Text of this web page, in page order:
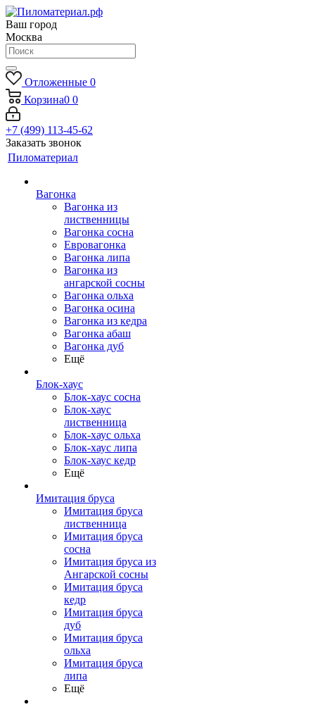
Ваш город
Москва
Отложенные 0
Корзина0 0
+7 (499) 113-45-62
Заказать звонок
Пиломатериал
Вагонка
Вагонка из
лиственницы
Вагонка сосна
Евровагонка
Вагонка липа
Вагонка из
ангарской сосны
Вагонка ольха
Вагонка осина
Вагонка из кедра
Вагонка абаш
Вагонка дуб
Ещё
Блок-хаус
Блок-хаус сосна
Блок-хаус
лиственница
Блок-хаус ольха
Блок-хаус липа
Блок-хаус кедр
Ещё
Имитация бруса
Имитация бруса
лиственница
Имитация бруса
сосна
Имитация бруса из
Ангарской сосны
Имитация бруса
кедр
Имитация бруса
дуб
Имитация бруса
ольха
Имитация бруса
липа
Ещё